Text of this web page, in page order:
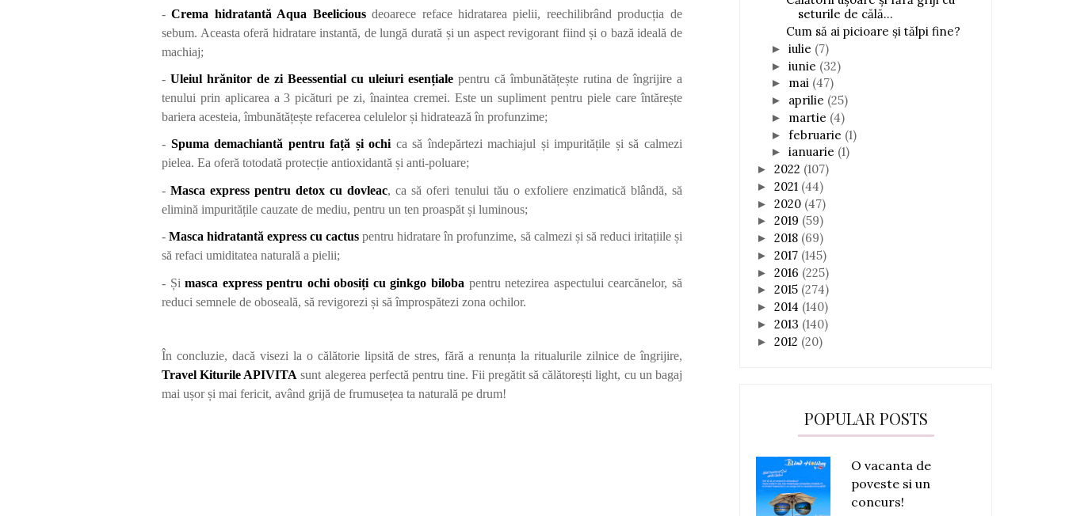
-Crema hidratantă Aqua Beeliciousdeoarece reface hidratarea pielii, reechilibrând producția de
sebum. Aceasta oferă hidratare instantă, de lungă durată și un aspect revigorant fiind și o bază ideală de
machiaj;
- Uleiul hrănitor de zi Beessential cu uleiuri esențialepentru că îmbunătățește rutina de îngrijire a
tenului prin aplicarea a 3 picături pe zi, înaintea cremei. Este un supliment pentru piele care întărește
bariera acesteia, îmbunătățește refacerea celulelor și hidratează în profunzime;
- Spuma demachiantă pentru față și ochi ca să îndepărtezi machiajul și impuritățile și să calmezi
pielea. Ea oferă totodată protecție antioxidantă și anti-poluare;
-Masca express pentru detox cu dovleac, ca să oferi tenului tău o exfoliere enzimatică blândă, să
elimină impuritățile cauzate de mediu, pentru un ten proaspăt și luminous;
-Masca hidratantă express cu cactus pentru hidratare în profunzime, să calmezi și să reduci iritațiile și
să refaci umiditatea naturală a pielii;
- Șimasca express pentru ochi obosiți cu ginkgo biloba pentru netezirea aspectului cearcănelor, să
reduci semnele de oboseală, să revigorezi și să împrospătezi zona ochilor.
În concluzie, dacă visezi la o călătorie lipsită de stres, fără a renunța la ritualurile zilnice de îngrijire,
Travel Kiturile APIVITA sunt alegerea perfectă pentru tine. Fii pregătit să călătorești light, cu un bagaj
mai ușor și mai fericit, având grijă de frumusețea ta naturală pe drum!
seturile de călă...
Cum să ai picioare și tălpi fine?
► iulie (7)
► iunie (32)
► mai (47)
► aprilie (25)
► martie (4)
► februarie (1)
► ianuarie (1)
► 2022 (107)
► 2021 (44)
► 2020 (47)
► 2019 (59)
► 2018 (69)
► 2017 (145)
► 2016 (225)
► 2015 (274)
► 2014 (140)
► 2013 (140)
► 2012 (20)
POPULAR POSTS
O vacanta de
poveste si un
concurs!